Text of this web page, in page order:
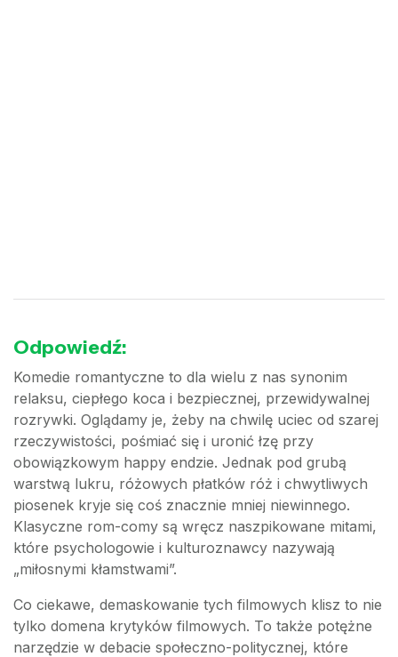
Odpowiedź:
Komedie romantyczne to dla wielu z nas synonim
relaksu, ciepłego koca i bezpiecznej, przewidywalnej
rozrywki. Oglądamy je, żeby na chwilę uciec od szarej
rzeczywistości, pośmiać się i uronić łzę przy
obowiązkowym happy endzie. Jednak pod grubą
warstwą lukru, różowych płatków róż i chwytliwych
piosenek kryje się coś znacznie mniej niewinnego.
Klasyczne rom-comy są wręcz naszpikowane mitami,
które psychologowie i kulturoznawcy nazywają
„miłosnymi kłamstwami”.
Co ciekawe, demaskowanie tych filmowych klisz to nie
tylko domena krytyków filmowych. To także potężne
narzędzie w debacie społeczno-politycznej, które